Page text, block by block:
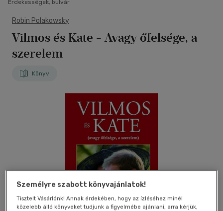
Érdekességek, bulvár
Robin Polakowsky
Vilmos és Kate - Avagy őfelsége, a
szerelem
Könyv
Személyre szabott könyvajánlatok!
Tisztelt Vásárlónk! Annak érdekében, hogy az ízléséhez minél
közelebb álló könyveket tudjunk a figyelmébe ajánlani, arra kérjük,